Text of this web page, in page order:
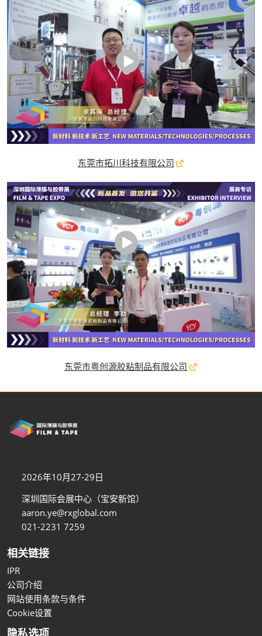
东莞市拓川科技有限公司
东莞市粤创源胶粘制品有限公司
2026年10月27-29日
深圳国际会展中心（宝安新馆）
aaron.ye@rxglobal.com
021-2231 7259
相关链接
IPR
公司介绍
网站使用条款与条件
Cookie设置